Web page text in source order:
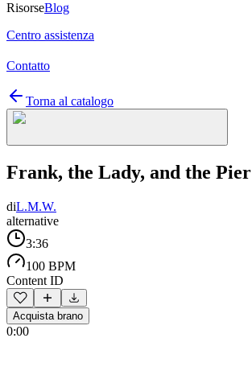
RisorseBlog
Centro assistenza
Contatto
Torna al catalogo
Frank, the Lady, and the Pier
diL.M.W.
alternative
3:36
100 BPM
Content ID
Acquista brano
0:00